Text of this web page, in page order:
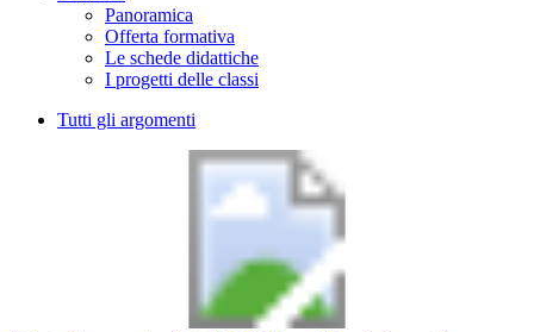
Panoramica
Offerta formativa
Le schede didattiche
I progetti delle classi
Tutti gli argomenti